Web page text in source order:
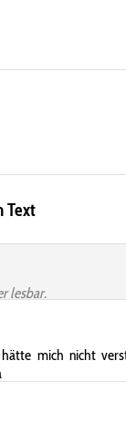
Text
lesbar.
mich nicht